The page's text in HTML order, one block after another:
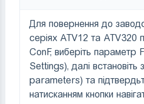
Для повернення до
серіях ATV12 та ATV320
ConF, виберіть параметр
Settings), далі
parameters) та
натисканням кнопки